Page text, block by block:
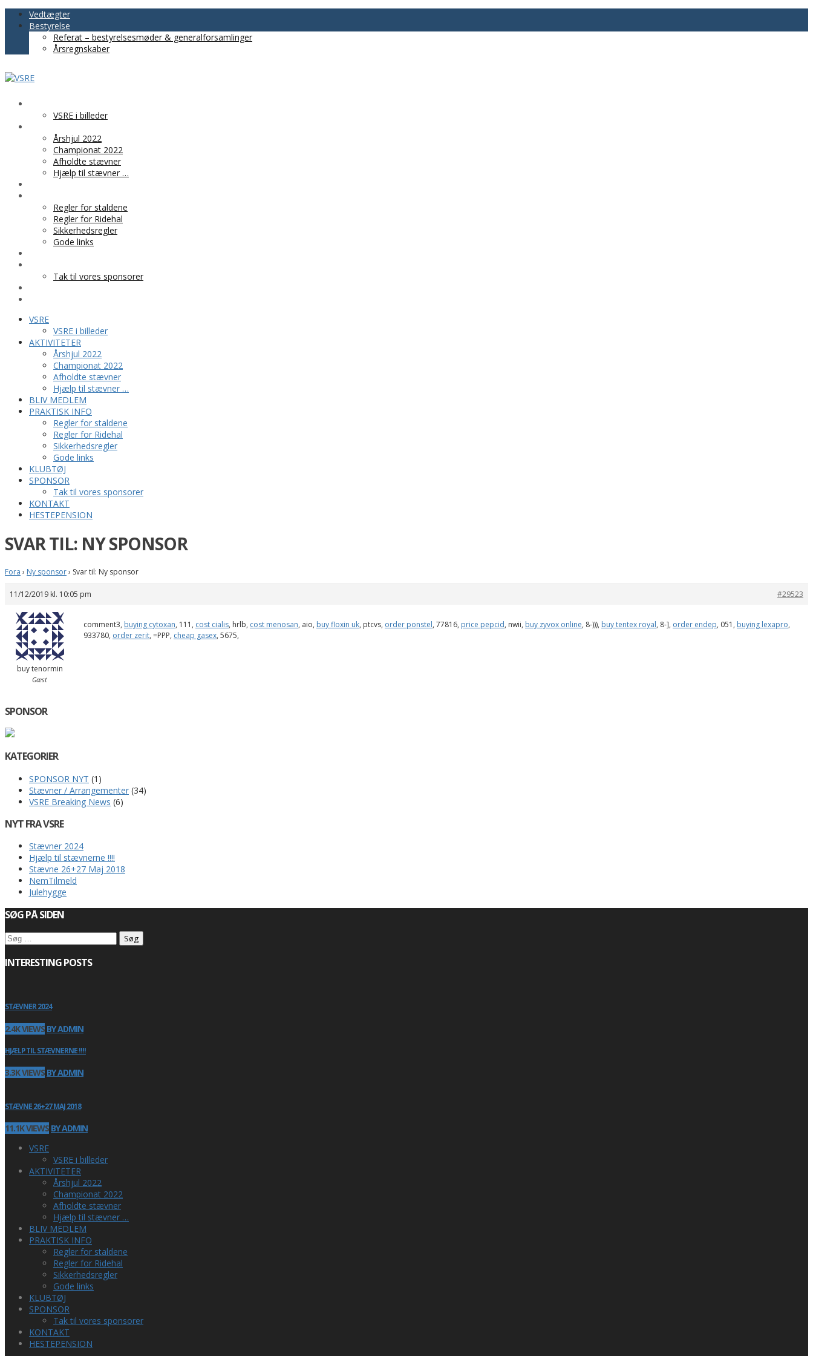
Vedtægter
Bestyrelse
Referat – bestyrelsesmøder & generalforsamlinger
Årsregnskaber
VSRE i billeder
Årshjul 2022
Championat 2022
Afholdte stævner
Hjælp til stævner …
Regler for staldene
Regler for Ridehal
Sikkerhedsregler
Gode links
Tak til vores sponsorer
VSRE
VSRE i billeder
AKTIVITETER
Årshjul 2022
Championat 2022
Afholdte stævner
Hjælp til stævner …
BLIV MEDLEM
PRAKTISK INFO
Regler for staldene
Regler for Ridehal
Sikkerhedsregler
Gode links
KLUBTØJ
SPONSOR
Tak til vores sponsorer
KONTAKT
HESTEPENSION
SVAR TIL: NY SPONSOR
Fora › Ny sponsor› Svar til: Ny sponsor
11/12/2019 kl. 10:05 pm #29523
buy tenormin
Gæst
comment3, buying cytoxan, 111, cost cialis, hrlb, cost menosan, aio, buy floxin uk, ptcvs, order ponstel, 77816, price pepcid, nwii, buy zyvox online, 8-))), buy tentex royal, 8-], order endep, 051, buying lexapro,
933780, order zerit, =PPP, cheap gasex, 5675,
SPONSOR
KATEGORIER
SPONSOR NYT (1)
Stævner / Arrangementer (34)
VSRE Breaking News (6)
NYT FRA VSRE
Stævner 2024
Hjælp til stævnerne !!!!
Stævne 26+27 Maj 2018
NemTilmeld
Julehygge
SØG PÅ SIDEN
Søg
efter:
INTERESTING POSTS
STÆVNER 2024
2.4K VIEWS BY ADMIN
HJÆLP TIL STÆVNERNE !!!!
3.3K VIEWS BY ADMIN
STÆVNE 26+27 MAJ 2018
11.1K VIEWS BY ADMIN
VSRE
VSRE i billeder
AKTIVITETER
Årshjul 2022
Championat 2022
Afholdte stævner
Hjælp til stævner …
BLIV MEDLEM
PRAKTISK INFO
Regler for staldene
Regler for Ridehal
Sikkerhedsregler
Gode links
KLUBTØJ
SPONSOR
Tak til vores sponsorer
KONTAKT
HESTEPENSION